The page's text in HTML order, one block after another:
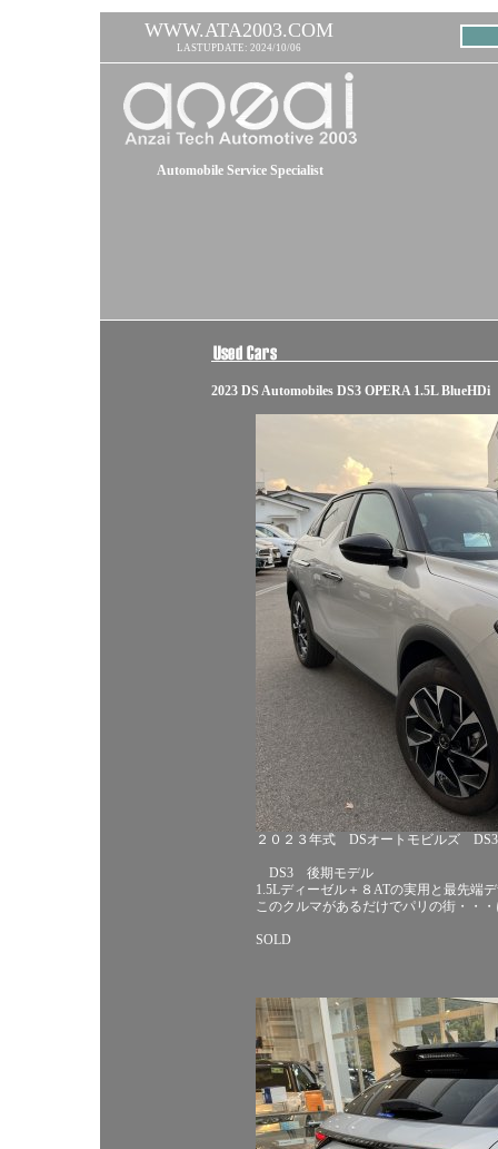
WWW.ATA2003.COM
LASTUPDATE: 2024/10/06
Automobile Service Specialist
2023 DS Automobiles DS3 OPERA 1.5L BlueHDi
２０２３年式 DSオートモビルズ
DS3 後期モデル
1.5Lディーゼル＋８ATの実用と最先端
このクルマがあるだけでパリの街・・
SOLD